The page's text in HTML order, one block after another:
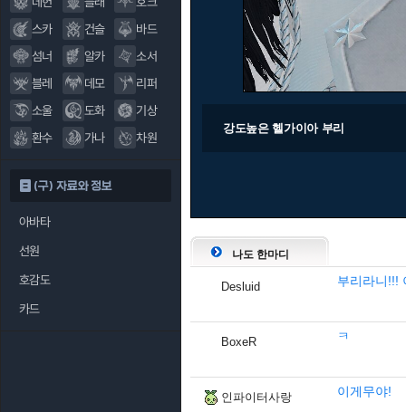
스카
건슬
바드
섬너
알카
소서
블레
데모
리퍼
소울
도화
기상
환수
가나 차원
(구) 자료와 정보
아바타
선원
호감도
카드
강도높은 헬가이아 부리
나도 한마디
Desluid 부리라니!!!
BoxeR ㅋ
인파이터사랑 이게무야!